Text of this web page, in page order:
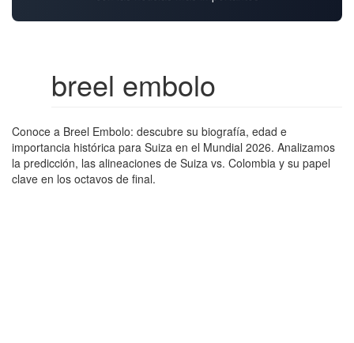
breel embolo
Conoce a Breel Embolo: descubre su biografía, edad e
importancia histórica para Suiza en el Mundial 2026. Analizamos
la predicción, las alineaciones de Suiza vs. Colombia y su papel
clave en los octavos de final.